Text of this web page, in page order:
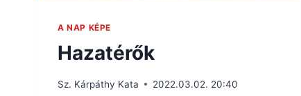
A NAP KÉPE
Hazatérők
Sz. Kárpáthy Kata 2022.03.02. 20:40